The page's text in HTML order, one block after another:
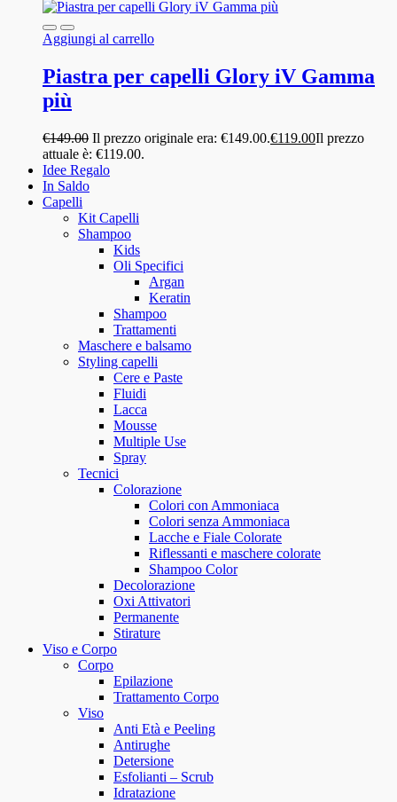
Aggiungi al carrello
Piastra per capelli Glory iV Gamma
più
€149.00 Il prezzo originale era: €149.00.€119.00Il prezzo
attuale è: €119.00.
Idee Regalo
In Saldo
Capelli
Kit Capelli
Shampoo
Kids
Oli Specifici
Argan
Keratin
Shampoo
Trattamenti
Maschere e balsamo
Styling capelli
Cere e Paste
Fluidi
Lacca
Mousse
Multiple Use
Spray
Tecnici
Colorazione
Colori con Ammoniaca
Colori senza Ammoniaca
Lacche e Fiale Colorate
Riflessanti e maschere colorate
Shampoo Color
Decolorazione
Oxi Attivatori
Permanente
Stirature
Viso e Corpo
Corpo
Epilazione
Trattamento Corpo
Viso
Anti Età e Peeling
Antirughe
Detersione
Esfolianti – Scrub
Idratazione